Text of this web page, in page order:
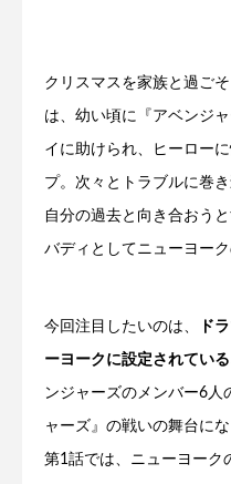
クリスマスを家族と過ご
は、幼い頃に『アベンジ
イに助けられ、ヒーロー
プ。次々とトラブルに巻
自分の過去と向き合おう
バディとしてニューヨー
今回注目したいのは、 ド
ーヨークに設定されている
ンジャーズのメンバー6人
ャーズ』の戦いの舞台に
第1話では、ニューヨーク